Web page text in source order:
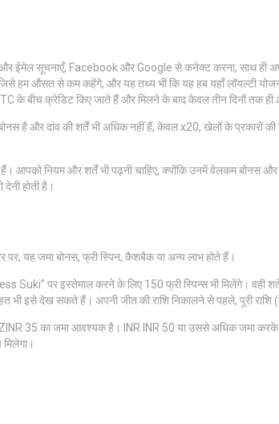
ईमेल सूचनाएँ, Facebook और Google से कनेक्ट करना, साथ ही
हम औसत से कम कहेंगे, और यह तथ्य भी कि यह हब यहाँ लॉयल्टी
के बीच क्रेडिट किए जाते हैं और मिलने के बाद केवल तीन दिनों तक
है और दांव की शर्तें भी अधिक नहीं हैं, केवल x20, खेलों के
नियम और शर्तें भी पढ़नी चाहिए, क्योंकि उनमें वेलकम बोनस और
होती है।
यह जमा बोनस, फ्री स्पिन, कैशबैक या अन्य लाभ होते हैं।
पर इस्तेमाल करने के लिए 150 फ्री स्पिन्स भी मिलेंगे। वही शर्तें
देख सकते हैं। अपनी जीत की राशि निकालने से पहले, पूरी राशि
35 का जमा आवश्यक है। INR INR 50 या उससे अधिक जमा करके